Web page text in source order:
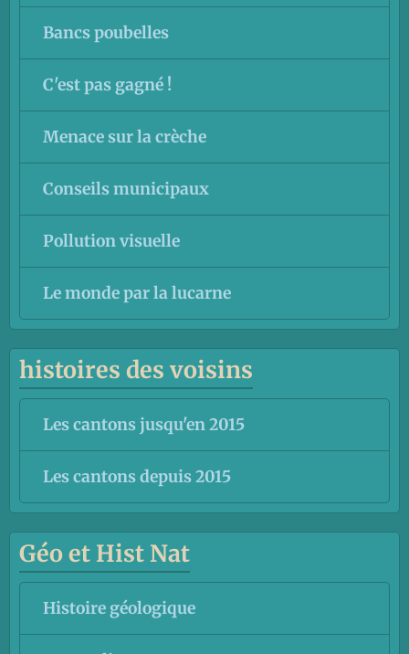
Bancs poubelles
C'est pas gagné !
Menace sur la crèche
Conseils municipaux
Pollution visuelle
Le monde par la lucarne
histoires des voisins
Les cantons jusqu'en 2015
Les cantons depuis 2015
Géo et Hist Nat
Histoire géologique